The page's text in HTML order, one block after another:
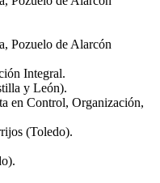
Pozuelo de Alarcón
Integral.
y León).
en Control, Organización,
(Toledo).